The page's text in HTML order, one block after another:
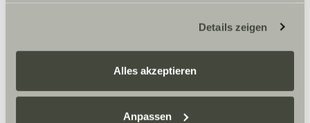
zustehen. Eingesetzte Dienstleister können Daten für
eigene Zwecke verarbeiten und mit anderen Daten
zusammenführen. Weitere Informationen finden Sie hier:
Sunlight Business. Akzeptieren Sie oder wählen Sie
einzelne Cookies/Dienste in den Einstellungen aus,
Details zeigen
Alles akzeptieren
Anpassen